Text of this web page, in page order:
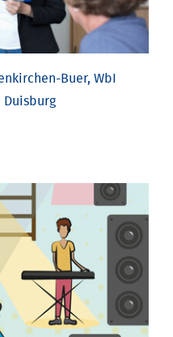
Buer, WbI
Duisburg